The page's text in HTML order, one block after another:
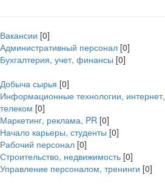
Вакансии [0]
Административный персонал [0]
Бухгалтерия, учет, финансы [0]
Добыча сырья [0]
Информационные технологии, интернет,
телеком [0]
Маркетинг, реклама, PR [0]
Начало карьеры, студенты [0]
Рабочий персонал [0]
Строительство, недвижимость [0]
Управление персоналом, тренинги [0]